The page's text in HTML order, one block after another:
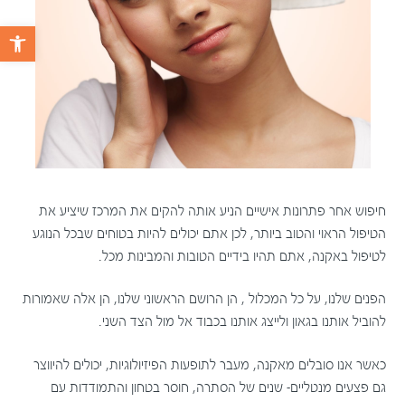
חיפוש אחר פתרונות אישיים הניע אותה להקים את המרכז שיציע את
הטיפול הראוי והטוב ביותר, לכן אתם יכולים להיות בטוחים שבכל הנוגע
לטיפול באקנה, אתם תהיו בידיים הטובות והמבינות מכל.
הפנים שלנו, על כל המכלול , הן הרושם הראשוני שלנו, הן אלה שאמורות
להוביל אותנו בגאון ולייצג אותנו בכבוד אל מול הצד השני.
כאשר אנו סובלים מאקנה, מעבר לתופעות הפיזיולוגיות, יכולים להיווצר
גם פצעים מנטליים- שנים של הסתרה, חוסר בטחון והתמודדות עם